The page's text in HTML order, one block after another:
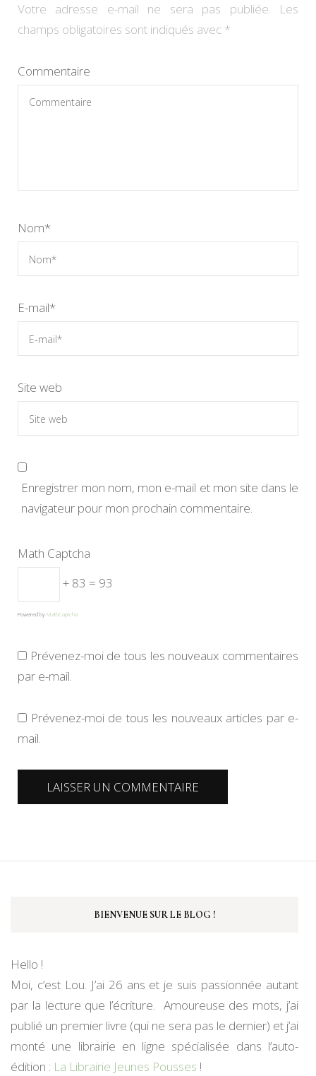
Votre adresse e-mail ne sera pas publiée.
Les
champs obligatoires sont indiqués avec *
Commentaire
Nom*
E-mail*
Site web
Enregistrer mon nom, mon e-mail et mon site dans le
navigateur pour mon prochain commentaire.
Math Captcha
+ 83 = 93
Powered byMathCaptcha
Prévenez-moi de tous les nouveaux commentaires
par e-mail.
Prévenez-moi de tous les nouveaux articles par e-
mail.
BIENVENUE SUR LE BLOG !
Hello !
Moi, c’est Lou. J’ai 26 ans et je suis passionnée autant
par la lecture que l’écriture. Amoureuse des mots, j’ai
publié un premier livre (qui ne sera pas le dernier) et j’ai
monté une librairie en ligne spécialisée dans l’auto-
édition : La Librairie Jeunes Pousses !